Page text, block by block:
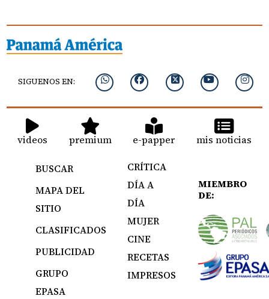
SIGUENOS EN:
videos premium e-papper mis noticias
BUSCAR
MAPA DEL
SITIO
CLASIFICADOS
PUBLICIDAD
GRUPO
EPASA
CRÍTICA
DÍA A
DÍA
MUJER
CINE
RECETAS
IMPRESOS
MIEMBRO
DE: